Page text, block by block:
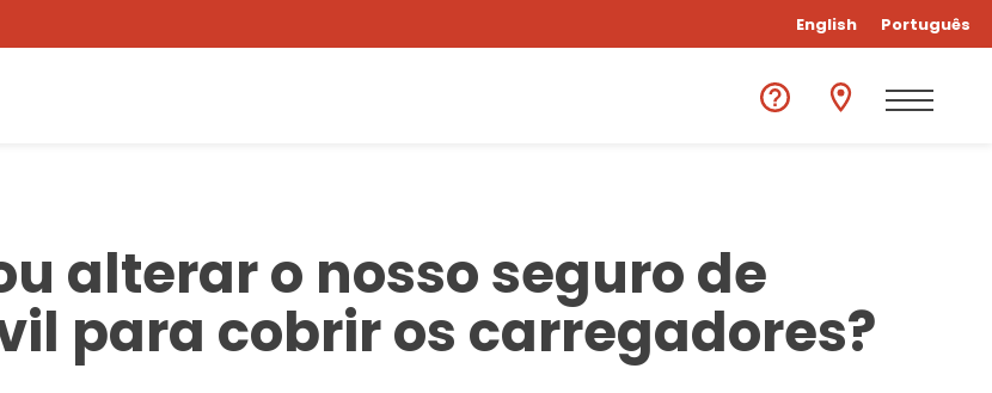
English Português
alterar o nosso seguro de
para cobrir os carregadores?